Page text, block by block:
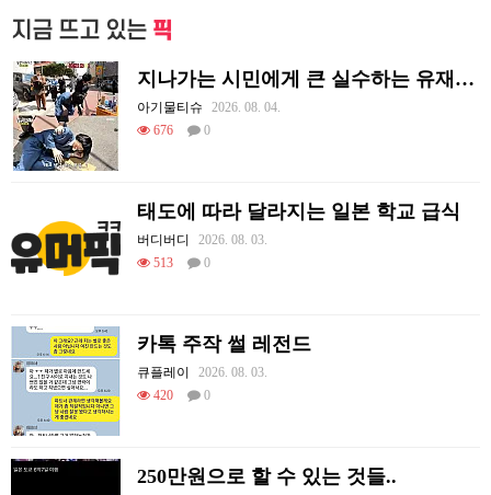
지금 뜨고 있는 픽
지나가는 시민에게 큰 실수하는 유재석.jpg
아기물티슈
2026. 08. 04.
676
0
태도에 따라 달라지는 일본 학교 급식
버디버디
2026. 08. 03.
513
0
카톡 주작 썰 레전드
큐플레이
2026. 08. 03.
420
0
250만원으로 할 수 있는 것들..